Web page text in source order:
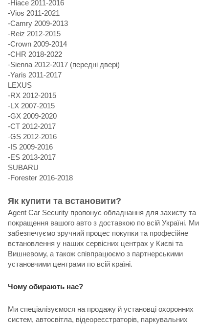
-Hiace 2011-2016
-Vios 2011-2021
-Camry 2009-2013
-Reiz 2012-2015
-Crown 2009-2014
-CHR 2018-2022
-Sienna 2012-2017 (передні двері)
-Yaris 2011-2017
LEXUS
-RX 2012-2015
-LX 2007-2015
-GX 2009-2020
-CT 2012-2017
-GS 2012-2016
-IS 2009-2016
-ES 2013-2017
SUBARU
-Forester 2016-2018
Як купити та встановити?
Agent Car Security пропонує обладнання для захисту та
покращення вашого авто з доставкою по всій Україні. Ми
забезпечуємо зручний процес покупки та професійне
встановлення у наших сервісних центрах у Києві та
Вишневому, а також співпрацюємо з партнерськими
установчими центрами по всій країні.
Чому обирають нас?
Ми спеціалізуємося на продажу й установці охоронних
систем, автосвітла, відеореєстраторів, паркувальних